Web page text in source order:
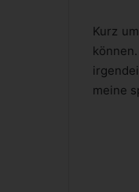
Kurz
meine